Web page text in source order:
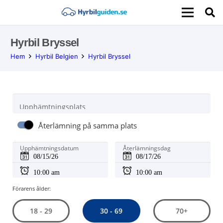
Hyrbil Bryssel
Hem Hyrbil Belgien Hyrbil Bryssel
Upphämtningsplats
Återlämning på samma plats
Upphämtningsdatum Återlämningsdag
Förarens ålder:
18 - 29 30 - 69 70+